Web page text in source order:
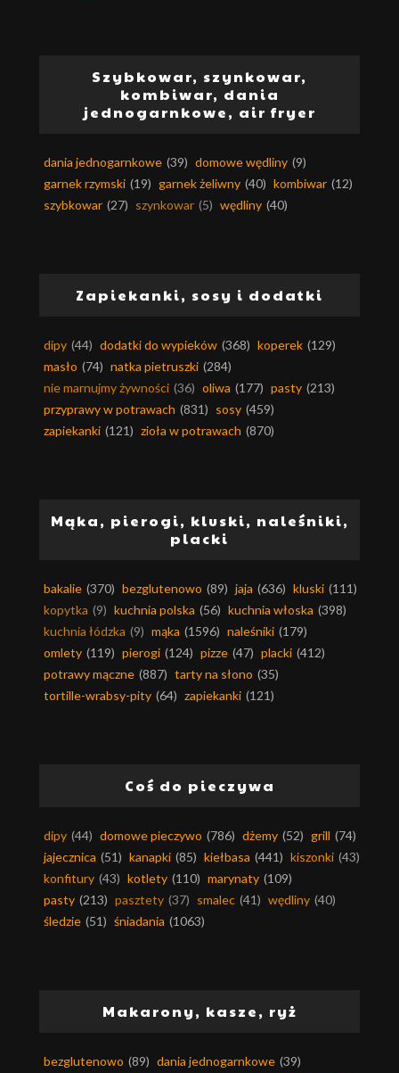
Szybkowar, szynkowar,
kombiwar, dania
jednogarnkowe, air fryer
dania jednogarnkowe (39) domowe wędliny (9)
garnek rzymski (19) garnek żeliwny (40) kombiwar (12)
szybkowar (27) szynkowar (5) wędliny (40)
Zapiekanki, sosy i dodatki
dipy (44) dodatki do wypieków (368) koperek (129)
masło (74) natka pietruszki (284)
nie marnujmy żywności (36) oliwa (177) pasty (213)
przyprawy w potrawach (831) sosy (459)
zapiekanki (121) zioła w potrawach (870)
Mąka, pierogi, kluski, naleśniki,
placki
bakalie (370) bezglutenowo (89) jaja (636) kluski (111)
kopytka (9) kuchnia polska (56) kuchnia włoska (398)
kuchnia łódzka (9) mąka (1596) naleśniki (179)
omlety (119) pierogi (124) pizze (47) placki (412)
potrawy mączne (887) tarty na słono (35)
tortille-wrabsy-pity (64) zapiekanki (121)
Coś do pieczywa
dipy (44) domowe pieczywo (786) dżemy (52) grill (74)
jajecznica (51) kanapki (85) kiełbasa (441) kiszonki (43)
konfitury (43) kotlety (110) marynaty (109)
pasty (213) pasztety (37) smalec (41) wędliny (40)
śledzie (51) śniadania (1063)
Makarony, kasze, ryż
bezglutenowo (89) dania jednogarnkowe (39)